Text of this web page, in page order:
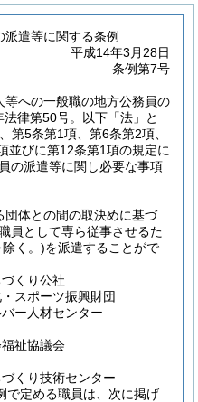
遣等に関する条例
平成14年3月28日
条例第7号
等への一般職の地方公務員の
法律第50号。以下「法」と
第5条第1項、第6条第2項、
並びに第12条第1項の規定に
の派遣等に関し必要な事項
体との間の取決めに基づ
員として専ら従事させるた
く。)を派遣することがで
くり公社
スポーツ振興財団
ー人材センター
祉協議会
くり技術センター
で定める職員は、次に掲げ